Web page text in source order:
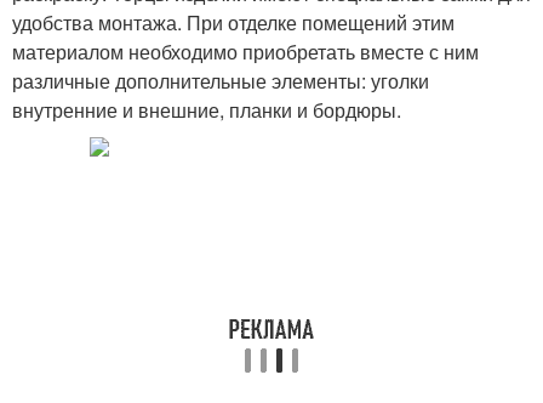
удобства монтажа. При отделке помещений этим
материалом необходимо приобретать вместе с ним
различные дополнительные элементы: уголки
внутренние и внешние, планки и бордюры.